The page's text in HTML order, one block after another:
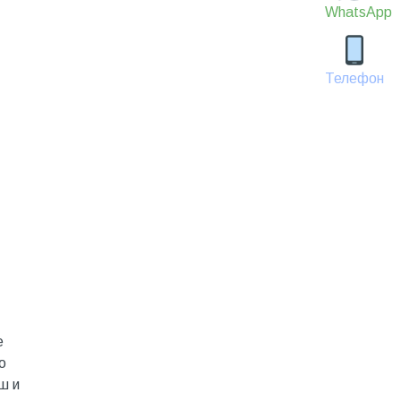
WhatsApp
Телефон
и